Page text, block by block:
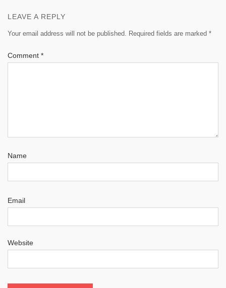
LEAVE A REPLY
Your email address will not be published. Required fields are marked *
Comment *
Name
Email
Website